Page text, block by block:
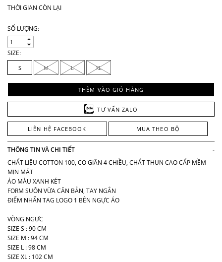
THỜI GIAN CÒN LẠI
SỐ LƯỢNG:
SIZE:
S M L XL
THÊM VÀO GIỎ HÀNG
TƯ VẤN ZALO
LIÊN HỆ FACEBOOK MUA THEO BỘ
THÔNG TIN VÀ CHI TIẾT
-
CHẤT LIỆU COTTON 100, CO GIÃN 4 CHIỀU, CHẤT THUN CAO CẤP MỀM
MỊN MÁT
ÁO MÀU XANH KÉT
FORM SUÔN VỪA CĂN BẢN, TAY NGẮN
ĐIỂM NHẤN TAG LOGO 1 BÊN NGỰC ÁO
VÒNG NGỰC
SIZE S : 90 CM
SIZE M : 94 CM
SIZE L : 98 CM
SIZE XL : 102 CM